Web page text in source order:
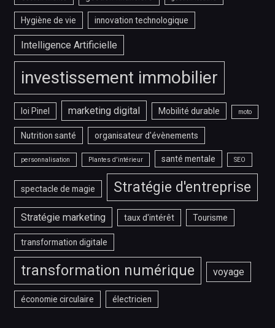
Hygiène de vie innovation technologique
Intelligence Artificielle
investissement immobilier
loi Pinel marketing digital Mobilité durable moto
Nutrition santé organisateur d'évènements
personnalisation Plantes d'intérieur santé mentale SEO
spectacle de magie Stratégie d'entreprise
Stratégie marketing taux d'intérêt Tourisme
transformation digitale
transformation numérique voyage
économie circulaire électricien